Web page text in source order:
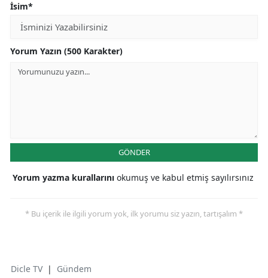
İsim*
Yorum Yazın (500 Karakter)
GÖNDER
Yorum yazma kurallarını okumuş ve kabul etmiş sayılırsınız
* Bu içerik ile ilgili yorum yok, ilk yorumu siz yazın, tartışalım *
Dicle TV | Gündem